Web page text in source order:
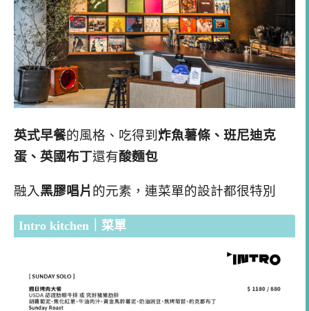
英式早餐的風格、吃得到 炸魚薯條、班尼迪克
蛋、英國布丁還有酸麵包
融入黑膠唱片的元素，連菜單的設計都很特別
Intro kitchen｜菜單